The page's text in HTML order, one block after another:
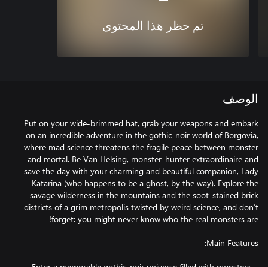
تم حظر هذا المحتوى
الوصف
Put on your wide-brimmed hat, grab your weapons and embark
on an incredible adventure in the gothic-noir world of Borgovia,
where mad science threatens the fragile peace between monster
and mortal. Be Van Helsing, monster-hunter extraordinaire and
save the day with your charming and beautiful companion, Lady
Katarina (who happens to be a ghost, by the way). Explore the
savage wilderness in the mountains and the soot-stained brick
districts of a grim metropolis twisted by weird science, and don’t